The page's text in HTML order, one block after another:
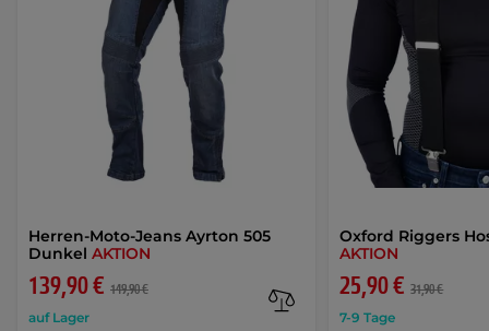
Herren-Moto-Jeans Ayrton 505
Dunkel AKTION
139,90 € 149,90 €
auf Lager
Oxford Riggers
AKTION
25,90 € 31,90 €
7-9 Tage